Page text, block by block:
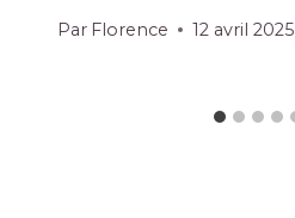
Par Florence 12 avril 2025